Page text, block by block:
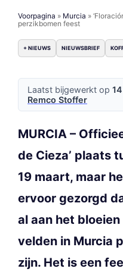
Voorpagina » Murcia »
perzikbomen feest
+ NIEUWS NIEUWSBRIEF
Laatst bijgewerkt op
Remco Stoffer
MURCIA –
de Cieza’ plaats
19 maart, maar
ervoor gezorgd
al aan het
velden in Murcia
zijn. Het is een